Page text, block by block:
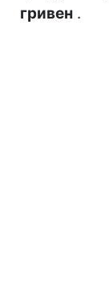
гривен .